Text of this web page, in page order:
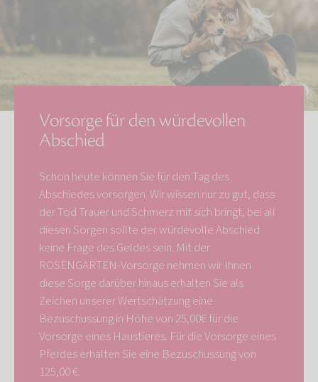
Vorsorge für den würdevollen
Abschied
Schon heute können Sie für den Tag des
Abschiedes vorsorgen. Wir wissen nur zu gut, dass
der Tod Trauer und Schmerz mit sich bringt, bei all
diesen Sorgen sollte der würdevolle Abschied
keine Frage des Geldes sein. Mit der
ROSENGARTEN-Vorsorge nehmen wir Ihnen
diese Sorge darüber hinaus erhalten Sie als
Zeichen unserer Wertschätzung eine
Bezuschussung in Höhe von 25,00€ für die
Vorsorge eines Haustieres. Für die Vorsorge eines
Pferdes erhalten Sie eine Bezuschussung von
125,00 €.